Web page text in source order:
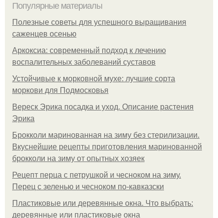
Популярные материалы
Полезные советы для успешного выращивания
саженцев осенью
Аркоксиа: современный подход к лечению
воспалительных заболеваний суставов
Устойчивые к морковной мухе: лучшие сорта
моркови для Подмосковья
Вереск Эрика посадка и уход. Описание растения
Эрика
Брокколи маринованная на зиму без стерилизации.
Вкуснейшие рецепты приготовления маринованной
брокколи на зиму от опытных хозяек
Рецепт перца с петрушкой и чесноком на зиму.
Перец с зеленью и чесноком по-кавказски
Пластиковые или деревянные окна. Что выбрать:
деревянные или пластиковые окна